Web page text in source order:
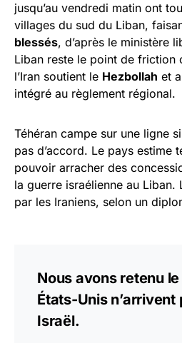
jusqu’au vendredi matin ont
villages du sud du Liban,
blessés, d’après le ministère
Liban reste le point de friction
l’Iran soutient le Hezbollah et
intégré au règlement régional.
Téhéran campe sur une ligne
pas d’accord. Le pays estime
pouvoir arracher des
la guerre israélienne au Liban.
par les Iraniens, selon un
Nous avons retenu
États-Unis n’arrivent
Israël.